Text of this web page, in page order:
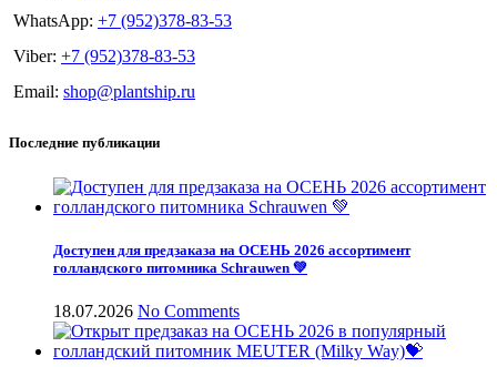
WhatsApp: +7 (952)378-83-53
Viber: +7 (952)378-83-53
Email: shop@plantship.ru
Последние публикации
Доступен для предзаказа на ОСЕНЬ 2026 ассортимент
голландского питомника Schrauwen 💚
18.07.2026 No Comments